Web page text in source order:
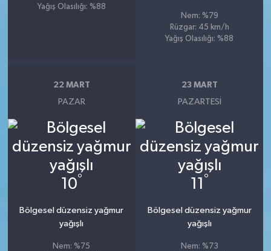
Yağış Olasılığı: %88
Nem: %79
Rüzgar: 45 km/h
Yağış Olasılığı: %88
22 MART
PAZAR
10°
Bölgesel düzensiz yağmur
yağışlı
Nem: %75
23 MART
PAZARTESI
11 °
Bölgesel düzensiz yağmur
yağışlı
Nem: %73